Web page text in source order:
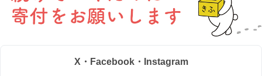
X・Facebook・Instagram